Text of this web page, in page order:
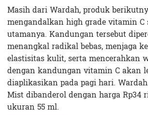
Masih dari Wardah, produk
mengandalkan high grade vitamin C
utamanya. Kandungan tersebut
menangkal radikal bebas, menjaga
elastisitas kulit, serta mencerahkan
dengan kandungan vitamin C akan
diaplikasikan pada pagi hari. Wardah
Mist dibanderol dengan harga Rp34
ukuran 55 ml.